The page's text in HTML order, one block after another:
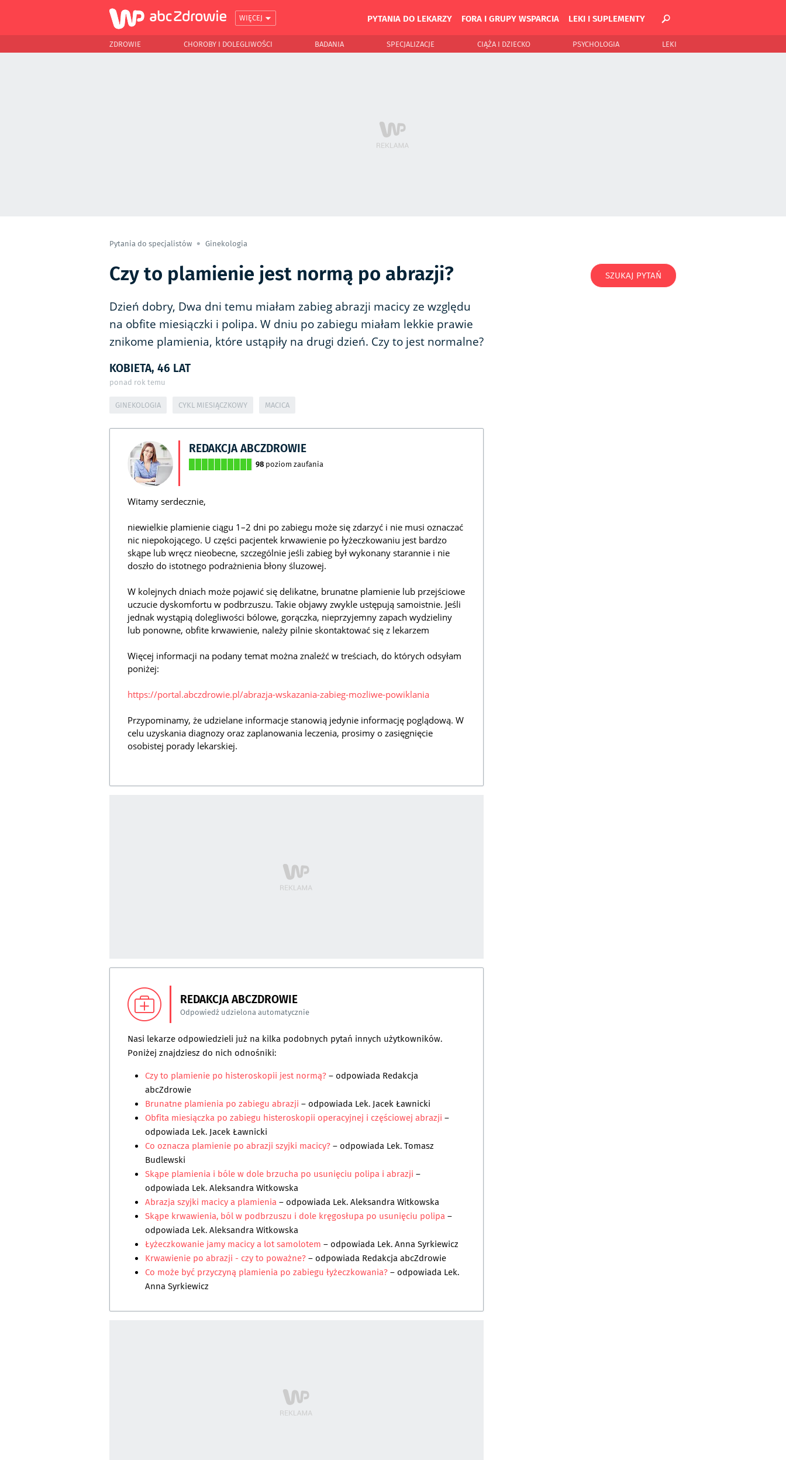
WIĘCEJ PYTANIA DO LEKARZY FORA I GRUPY WSPARCIA LEKI I SUPLEMENTY
ZDROWIE CHOROBY I DOLEGLIWOŚCI BADANIA SPECJALIZACJE CIĄŻA I DZIECKO PSYCHOLOGIA LEKI
Pytania do specjalistów Ginekologia
Czy to plamienie jest normą po abrazji?
Dzień dobry, Dwa dni temu miałam zabieg abrazji macicy ze względu
na obfite miesiączki i polipa. W dniu po zabiegu miałam lekkie prawie
znikome plamienia, które ustąpiły na drugi dzień. Czy to jest normalne?
KOBIETA, 46 LAT
ponad rok temu
GINEKOLOGIA CYKL MIESIĄCZKOWY MACICA
REDAKCJA ABCZDROWIE
98 poziom zaufania
Witamy serdecznie,
niewielkie plamienie ciągu 1–2 dni po zabiegu może się zdarzyć i nie musi oznaczać
nic niepokojącego. U części pacjentek krwawienie po łyżeczkowaniu jest bardzo
skąpe lub wręcz nieobecne, szczególnie jeśli zabieg był wykonany starannie i nie
doszło do istotnego podrażnienia błony śluzowej.
W kolejnych dniach może pojawić się delikatne, brunatne plamienie lub przejściowe
uczucie dyskomfortu w podbrzuszu. Takie objawy zwykle ustępują samoistnie. Jeśli
jednak wystąpią dolegliwości bólowe, gorączka, nieprzyjemny zapach wydzieliny
lub ponowne, obfite krwawienie, należy pilnie skontaktować się z lekarzem
Więcej informacji na podany temat można znaleźć w treściach, do których odsyłam
poniżej:
https://portal.abczdrowie.pl/abrazja-wskazania-zabieg-mozliwe-powiklania
Przypominamy, że udzielane informacje stanowią jedynie informację poglądową. W
celu uzyskania diagnozy oraz zaplanowania leczenia, prosimy o zasięgnięcie
osobistej porady lekarskiej.
REDAKCJA ABCZDROWIE
Odpowiedź udzielona automatycznie
Nasi lekarze odpowiedzieli już na kilka podobnych pytań innych użytkowników.
Poniżej znajdziesz do nich odnośniki:
Czy to plamienie po histeroskopii jest normą?– odpowiada Redakcja
abcZdrowie
Brunatne plamienia po zabiegu abrazji – odpowiada Lek. Jacek Ławnicki
Obfita miesiączka po zabiegu histeroskopii operacyjnej i częściowej abrazji –
odpowiada Lek. Jacek Ławnicki
Co oznacza plamienie po abrazji szyjki macicy?– odpowiada Lek. Tomasz
Budlewski
Skąpe plamienia i bóle w dole brzucha po usunięciu polipa i abrazji –
odpowiada Lek. Aleksandra Witkowska
Abrazja szyjki macicy a plamienia– odpowiada Lek. Aleksandra Witkowska
Skąpe krwawienia, ból w podbrzuszu i dole kręgosłupa po usunięciu polipa–
odpowiada Lek. Aleksandra Witkowska
Łyżeczkowanie jamy macicy a lot samolotem – odpowiada Lek. Anna Syrkiewicz
Krwawienie po abrazji - czy to poważne?– odpowiada Redakcja abcZdrowie
Co może być przyczyną plamienia po zabiegu łyżeczkowania?– odpowiada Lek.
Anna Syrkiewicz
SZUKAJ PYTAŃ